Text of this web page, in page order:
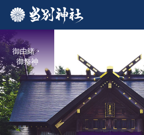
御由緒・
御祭神